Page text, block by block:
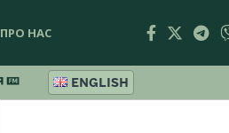
ПРО НАС
ENGLISH